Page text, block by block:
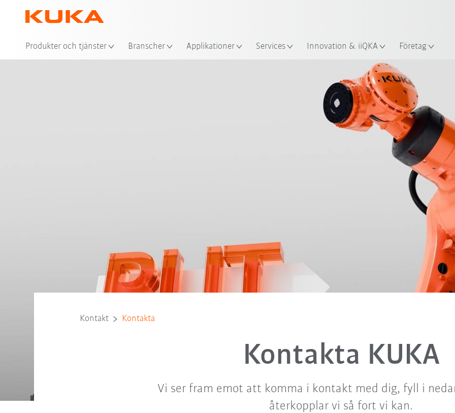
Produkter och tjänster Branscher Applikationer Services Innovation & iiQKA Företag
Kontakt Kontakta
Kontakta KUKA
Vi ser fram emot att komma i kontakt med dig, fyll i
återkopplar vi så fort vi kan.